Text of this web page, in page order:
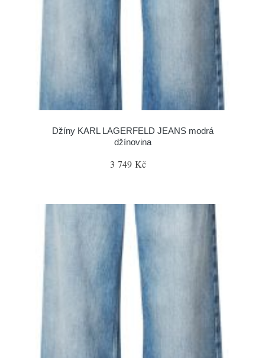
Džíny KARL LAGERFELD JEANS modrá
džínovina
3 749 Kč